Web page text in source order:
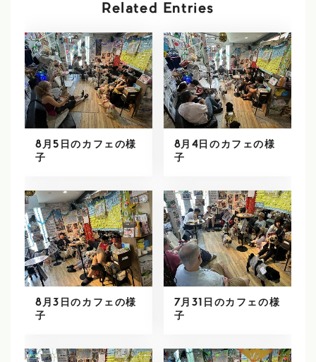
Related Entries
8月5日のカフェの様
子
8月4日のカフェの様
子
8月3日のカフェの様
子
7月31日のカフェの様
子